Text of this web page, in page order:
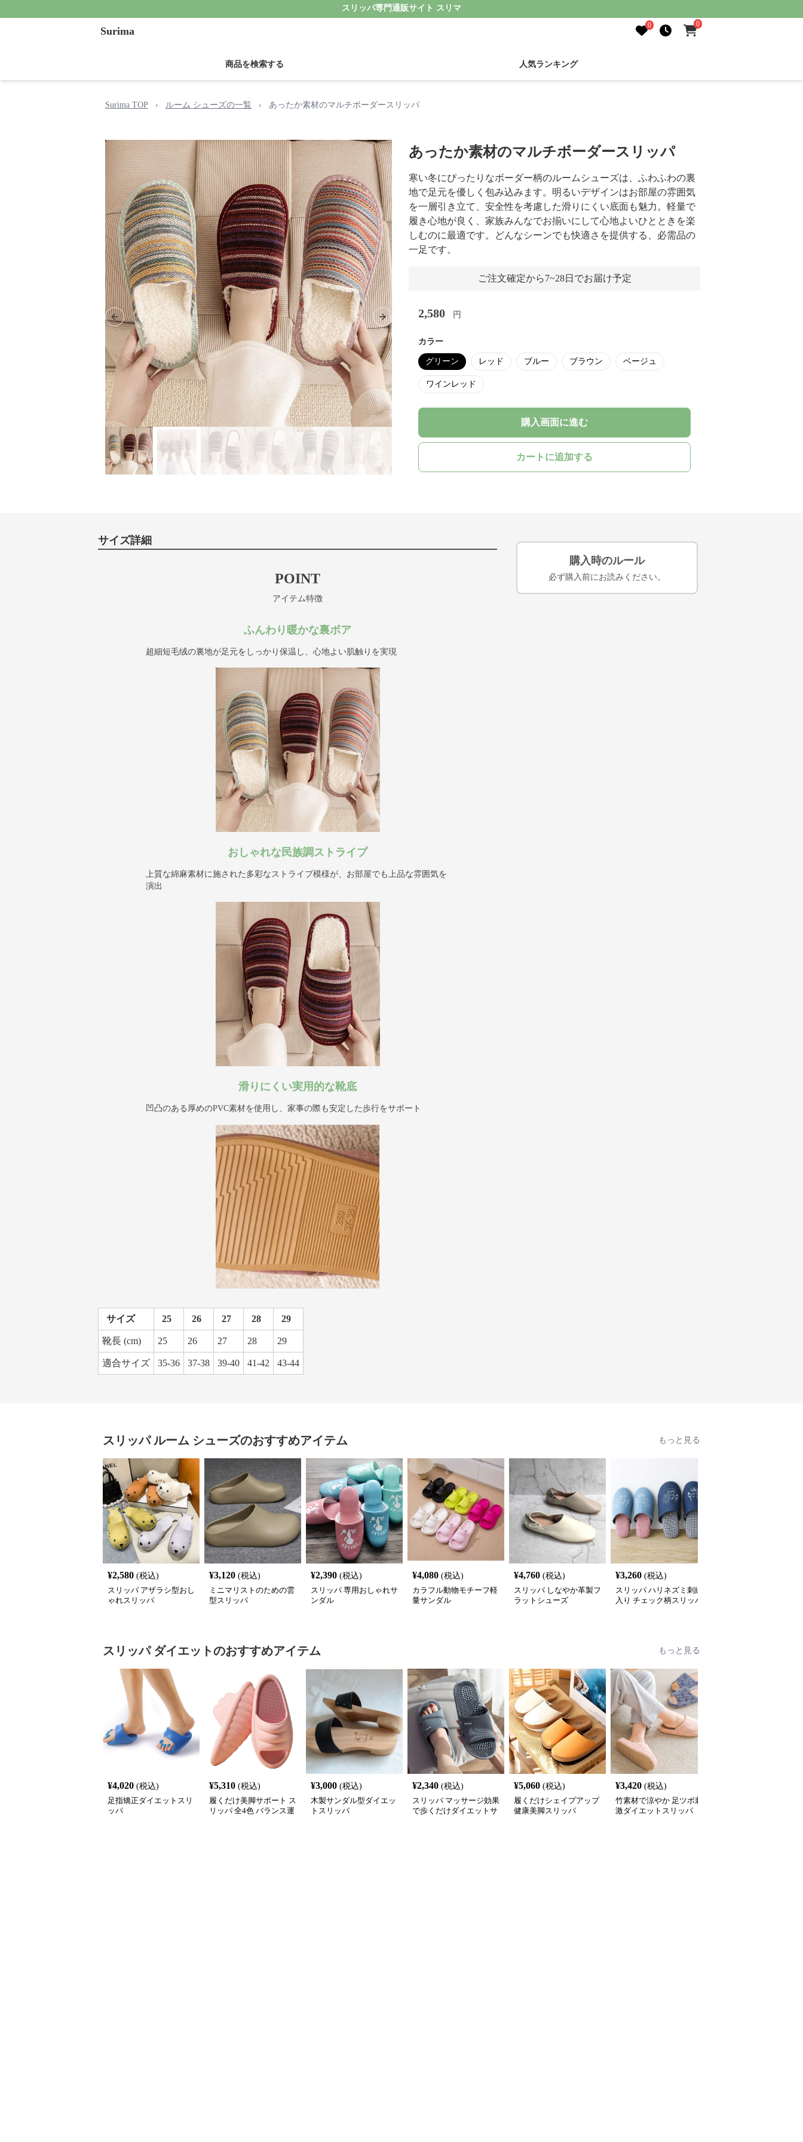
スリッパ専門通販サイト スリマ
Surima 0 0
商品を検索する 人気ランキング
Surima TOP › ルーム シューズの一覧 › あったか素材のマルチボーダースリッパ
Previous slide Next slide
あったか素材のマルチボーダースリッパ
寒い冬にぴったりなボーダー柄のルームシューズは、ふわふわの裏
地で足元を優しく包み込みます。明るいデザインはお部屋の雰囲気
を一層引き立て、安全性を考慮した滑りにくい底面も魅力。軽量で
履き心地が良く、家族みんなでお揃いにして心地よいひとときを楽
しむのに最適です。どんなシーンでも快適さを提供する、必需品の
一足です。
ご注文確定から7~28日でお届け予定
2,580 円
カラー
グリーン レッド ブルー ブラウン ベージュ
ワインレッド
購入画面に進む
カートに追加する
サイズ詳細
POINT
アイテム特徴
ふんわり暖かな裏ボア
超細短毛绒の裏地が足元をしっかり保温し、心地よい肌触りを実現
おしゃれな民族調ストライプ
上質な綿麻素材に施された多彩なストライプ模様が、お部屋でも上品な雰囲気を
演出
滑りにくい実用的な靴底
凹凸のある厚めのPVC素材を使用し、家事の際も安定した歩行をサポート
サイズ 25 26 27 28 29
靴長 (cm) 25 26 27 28 29
適合サイズ 35-36 37-38 39-40 41-42 43-44
購入時のルール
必ず購入前にお読みください。
スリッパ ルーム シューズのおすすめアイテム もっと見る
¥2,580 (税込)
スリッパ アザラシ型おし
ゃれスリッパ
¥3,120 (税込)
ミニマリストのための雲
型スリッパ
¥2,390 (税込)
スリッパ 専用おしゃれサ
ンダル
¥4,080 (税込)
カラフル動物モチーフ軽
量サンダル
¥4,760 (税込)
スリッパ しなやか革製フ
ラットシューズ
¥3,260 (税込)
スリッパ ハリネズミ刺繍
入り チェック柄スリッパ
スリッパ ダイエットのおすすめアイテム もっと見る
¥4,020 (税込)
足指矯正ダイエットスリ
ッパ
¥5,310 (税込)
履くだけ美脚サポート ス
リッパ 全4色 バランス運
¥3,000 (税込)
木製サンダル型ダイエッ
トスリッパ
¥2,340 (税込)
スリッパ マッサージ効果
で歩くだけダイエットサ
¥5,060 (税込)
履くだけシェイプアップ
健康美脚スリッパ
¥3,420 (税込)
竹素材で涼やか 足ツボ刺
激ダイエットスリッパ